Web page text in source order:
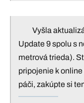
Vyšla
Update 9 spolu s
metrová trieda).
pripojenie k online
páči, zakúpte si